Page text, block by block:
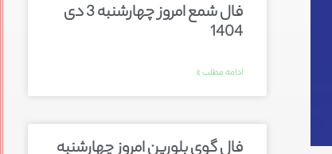
فال شمع امروز چهارشنبه 3 دی
1404
ادامه مطلب »